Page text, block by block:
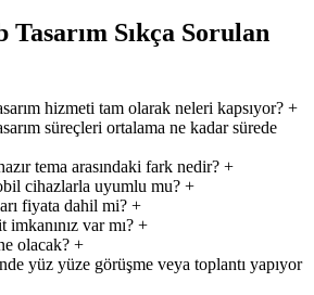
Tasarım Sıkça Sorulan
hizmeti tam olarak neleri kapsıyor? +
süreçleri ortalama ne kadar sürede
tema arasındaki fark nedir? +
cihazlarla uyumlu mu? +
fiyata dahil mi? +
var mı? +
olacak? +
yüz yüze görüşme veya toplantı yapıyor